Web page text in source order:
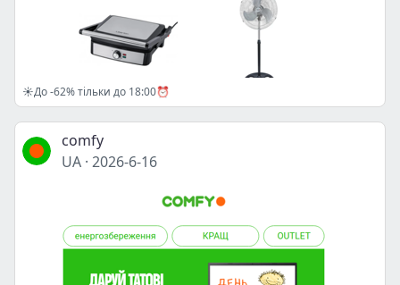
☀️До -62% тільки до 18:00⏰
comfy
UA · 2026-6-16